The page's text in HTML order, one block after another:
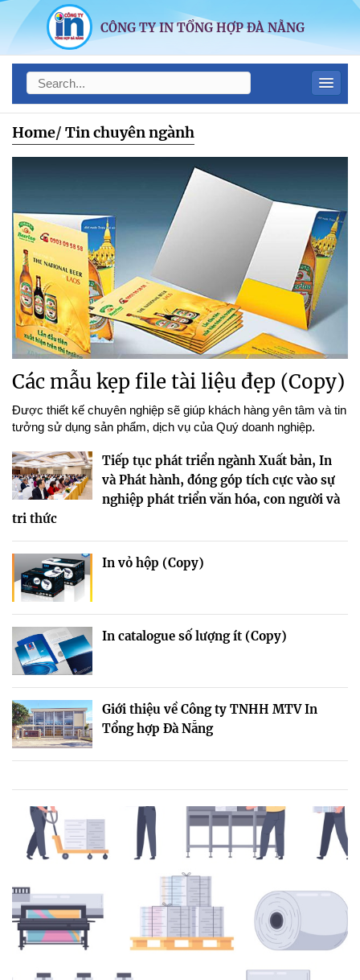
CÔNG TY IN TỔNG HỢP ĐÀ NẴNG
Home/ Tin chuyên ngành
Các mẫu kẹp file tài liệu đẹp (Copy)
Được thiết kế chuyên nghiệp sẽ giúp khách hàng yên tâm và tin
tưởng sử dụng sản phẩm, dịch vụ của Quý doanh nghiệp.
Tiếp tục phát triển ngành Xuất bản, In
và Phát hành, đóng góp tích cực vào sự
nghiệp phát triển văn hóa, con người và
tri thức
In vỏ hộp (Copy)
In catalogue số lượng ít (Copy)
Giới thiệu về Công ty TNHH MTV In
Tổng hợp Đà Nẵng